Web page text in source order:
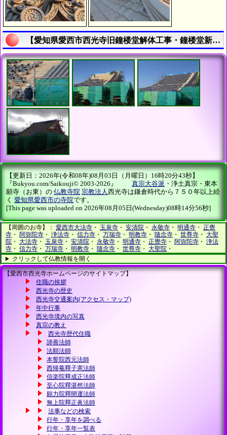
【愛知県愛西市西光寺旧鐘楼堂解体工事・鐘楼堂新築工事 - 令和７年７月 - | 寺院・お寺の建築工事履歴写真】の説明終了
【更新日：2026年(令和08年)08月03日（月曜日）16時20分43秒】
『Bukyou.com/Saikouji© 2003-2026』 真宗大谷派 ・浄土真宗・東本
願寺（お東）の 仏教寺院 宗教法人西光寺は鎌倉時代から７５０年以上続
く 愛知県愛西市の寺院です。
[This page was uploaded on 2026年08月05日(Wednesday)08時14分56秒]
【周囲のお寺】： 愛西市大法寺 ・ 玉泉寺 ・ 安清院 ・ 永敬寺 ・ 明通寺 ・ 正覺
寺 ・ 阿弥陀寺 ・ 浄法寺 ・ 信力寺 ・ 万瑞寺 ・ 明教寺 ・ 隨念寺 ・ 世尊寺 ・ 大聖
院 ・ 大法寺 ・ 玉泉寺 ・ 安清院 ・ 永敬寺 ・ 明通寺 ・ 正覺寺 ・ 阿弥陀寺 ・ 浄法
寺 ・ 信力寺 ・ 万瑞寺 ・ 明教寺 ・ 隨念寺 ・ 世尊寺 ・ 大聖院 ・
クリックして仏教情報を開く
【愛西市西光寺ホームページのサイトマップ】
住職の挨拶
西光寺の歴史
西光寺交通案内(アクセス・マップ)
年中行事
西光寺境内の写真
真宗の教え
西光寺歴代住職
諦善法師
法順法師
本誓院西元法師
西帰菴釋子憲法師
信楽院釋成正法師
至心院釋湛然法師
願力院釋開運法師
無上院釋正眞法師
法事などの検索
行年・享年を調べる
行年・享年一覧表